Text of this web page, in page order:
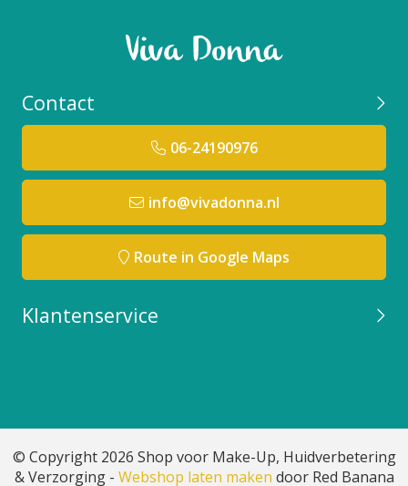
Contact
06-24190976
info@vivadonna.nl
Route in Google Maps
Klantenservice
© Copyright 2026 Shop voor Make-Up, Huidverbetering
& Verzorging - Webshop laten maken door Red Banana